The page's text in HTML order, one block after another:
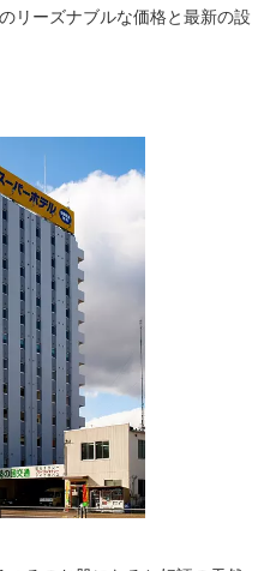
リーズナブルな価格と最新の設